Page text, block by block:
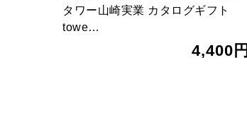
タワー山崎実業 カタログギフト
towe…
4,400円